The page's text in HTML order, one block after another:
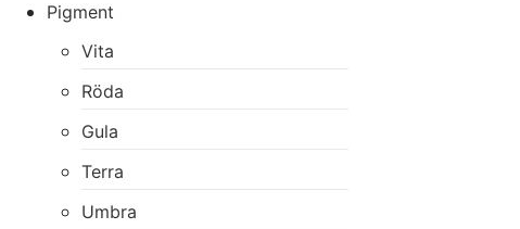
Pigment
Vita
Röda
Gula
Terra
Umbra